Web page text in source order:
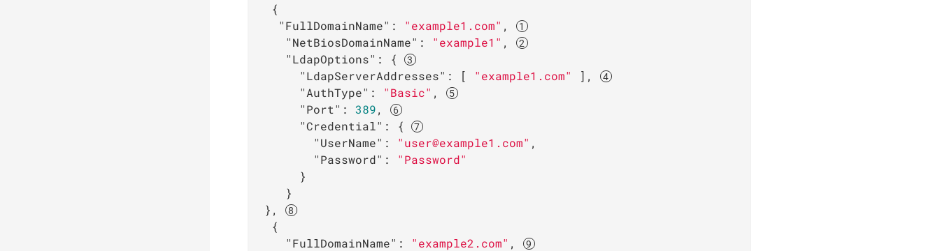
  {
"FullDomainName" : "example1.com" ,
"NetBiosDomainName" : "example1" ,
"LdapOptions" : {
"LdapServerAddresses" : [ "example1.com"
],
"AuthType" : "Basic" ,
"Port" : 389,
"Credential" : {
"UserName" : "user@example1.com" ,
"Password" : "Password"
      }
    }
},
  {
"FullDomainName" : "example2.com" ,